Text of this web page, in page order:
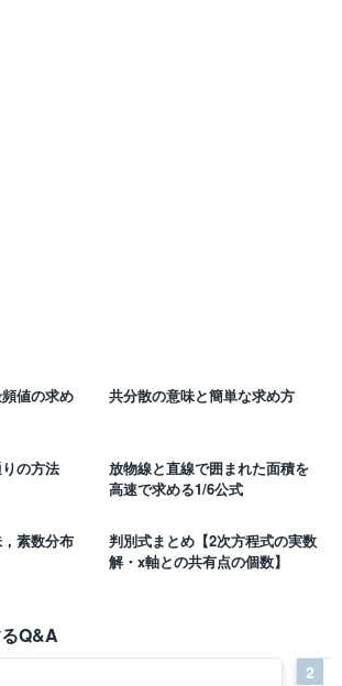
値の求め
共分散の意味と簡単な求め方
の方法
放物線と直線で囲まれた面積を
高速で求める1/6公式
素数分布
判別式まとめ【2次方程式の実数
解・x軸との共有点の個数】
Q&A
2